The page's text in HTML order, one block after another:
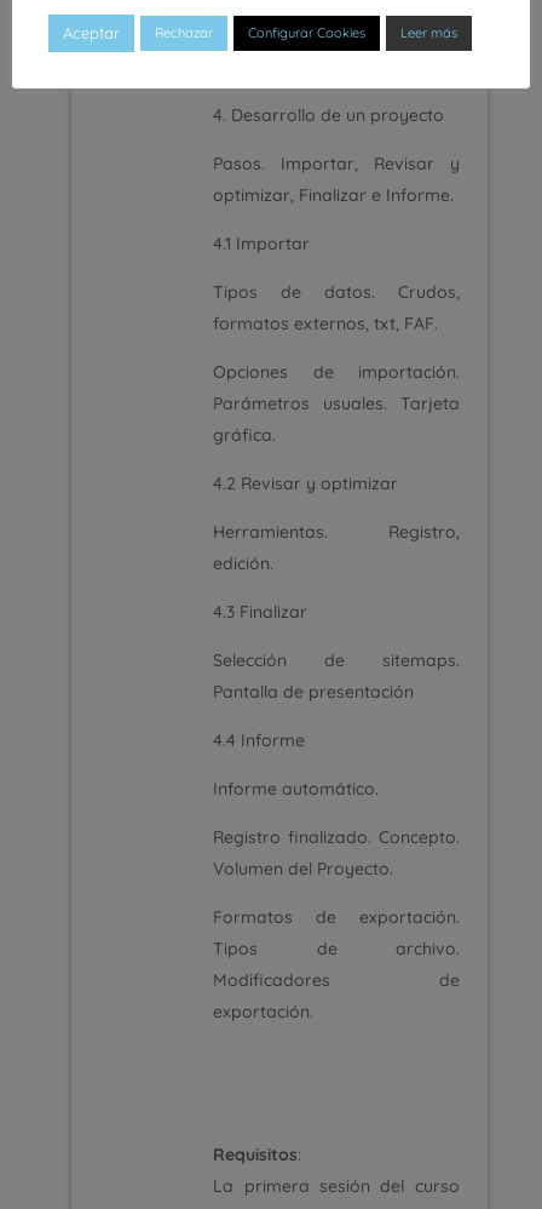
Elementos. Escaneo, enlace,
4. Desarrollo de un proyecto
Pasos. Importar, Revisar y
optimizar, Finalizar e Informe.
4.1 Importar
Tipos de datos. Crudos,
formatos externos, txt, FAF.
Opciones de importación.
Parámetros usuales. Tarjeta
gráfica.
4.2 Revisar y optimizar
Herramientas. Registro,
edición.
4.3 Finalizar
Selección de sitemaps.
Pantalla de presentación
4.4 Informe
Informe automático.
Registro finalizado. Concepto.
Volumen del Proyecto.
Formatos de exportación.
Tipos de archivo.
Modificadores de
exportación.
Requisitos:
La primera sesión del curso
Aceptar Rechazar Configurar Cookies Leer más